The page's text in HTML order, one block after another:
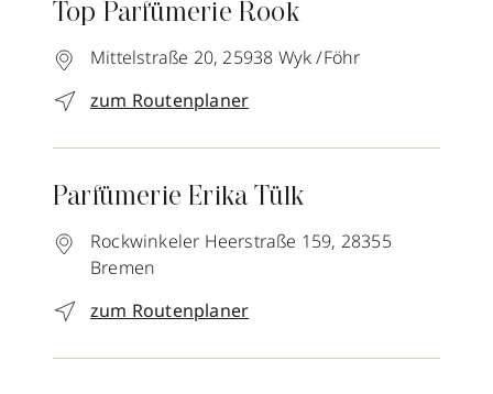
Top Parfümerie Rook
Mittelstraße 20, 25938 Wyk /Föhr
zum Routenplaner
Parfümerie Erika Tülk
Rockwinkeler Heerstraße 159, 28355
Bremen
zum Routenplaner